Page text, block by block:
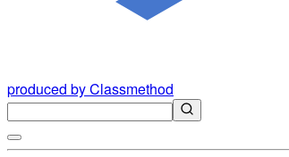
produced by Classmethod